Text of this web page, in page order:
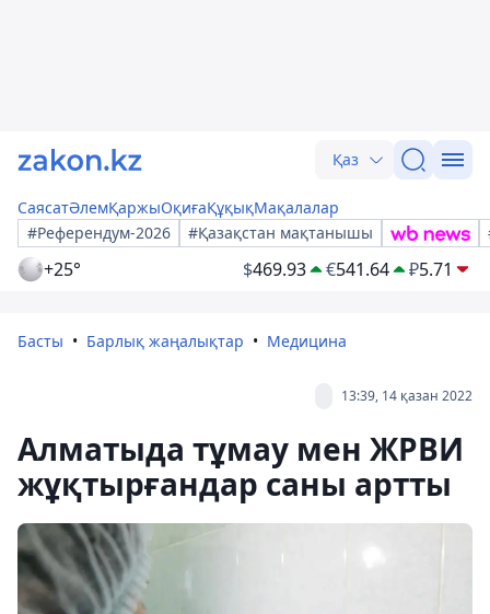
Қаз
СаясатӘлемҚаржыОқиғаҚұқықМақалалар
#Референдум-2026
#Қазақстан мақтанышы
+25° $469.93 €541.64 ₽5.71
Басты Барлық жаңалықтар Медицина
13:39, 14 қазан 2022
Алматыда тұмау мен ЖРВИ
жұқтырғандар саны артты